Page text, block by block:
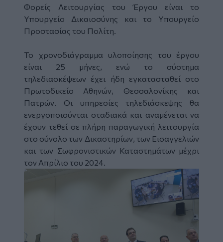
Φορείς Λειτουργίας του Έργου είναι το
Υπουργείο Δικαιοσύνης και το Υπουργείο
Προστασίας του Πολίτη.
Το χρονοδιάγραμμα υλοποίησης του έργου
είναι 25 μήνες, ενώ το σύστημα
τηλεδιασκέψεων έχει ήδη εγκατασταθεί στο
Πρωτοδικείο Αθηνών, Θεσσαλονίκης και
Πατρών. Οι υπηρεσίες τηλεδιάσκεψης θα
ενεργοποιούνται σταδιακά και αναμένεται να
έχουν τεθεί σε πλήρη παραγωγική λειτουργία
στο σύνολο των Δικαστηρίων, των Εισαγγελιών
και των Σωφρονιστικών Καταστημάτων μέχρι
τον Απρίλιο του 2024.